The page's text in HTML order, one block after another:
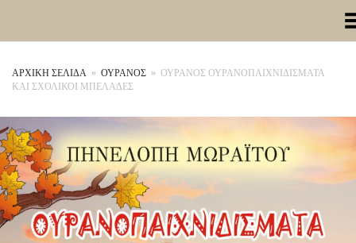
Toggle
ΑΡΧΙΚΉ ΣΕΛΊΔΑ » ΟΥΡΑΝΟΣ » ΟΥΡΑΝΟΣ ΟΥΡΑΝΟΠΑΙΧΝΙΔΙΣΜΑΤΑ
ΚΑΙ ΣΧΟΛΙΚΟΙ ΜΠΕΛΑΔΕΣ
+